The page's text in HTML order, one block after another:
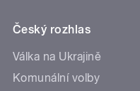
Český rozhlas
Válka na Ukrajině
Komunální volby